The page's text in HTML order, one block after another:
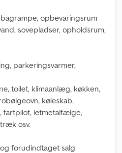
opbevaringsrum
sovepladser, opholdsrum,
parkeringsvarmer,
toilet, klimaanlæg, køkken,
køleskab,
fartpilot, letmetalfælge,
osv.
forudindtaget salg